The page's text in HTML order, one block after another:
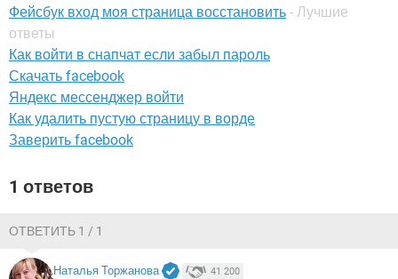
Фейсбук вход моя страница восстановить - Лучшие
ответы
Как войти в снапчат если забыл пароль
Скачать facebook
Яндекс мессенджер войти
Как удалить пустую страницу в ворде
Заверить facebook
1 ответов
ОТВЕТИТЬ 1 / 1
Наталья Торжанова 41 200